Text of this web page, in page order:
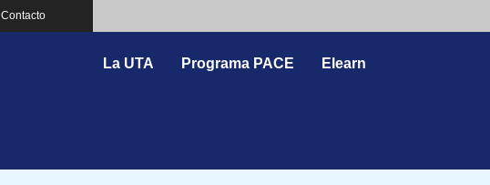
Contacto
La UTA Programa PACE Elearn